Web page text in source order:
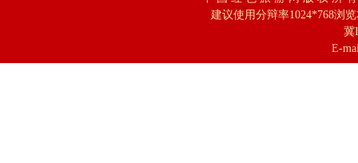
建议使用分辩率1024*768浏
冀
E-